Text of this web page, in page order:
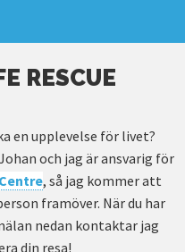
RESCUE
en upplevelse för livet?
och jag är ansvarig för
, så jag kommer att
framöver. När du har
nedan kontaktar jag
din resa!